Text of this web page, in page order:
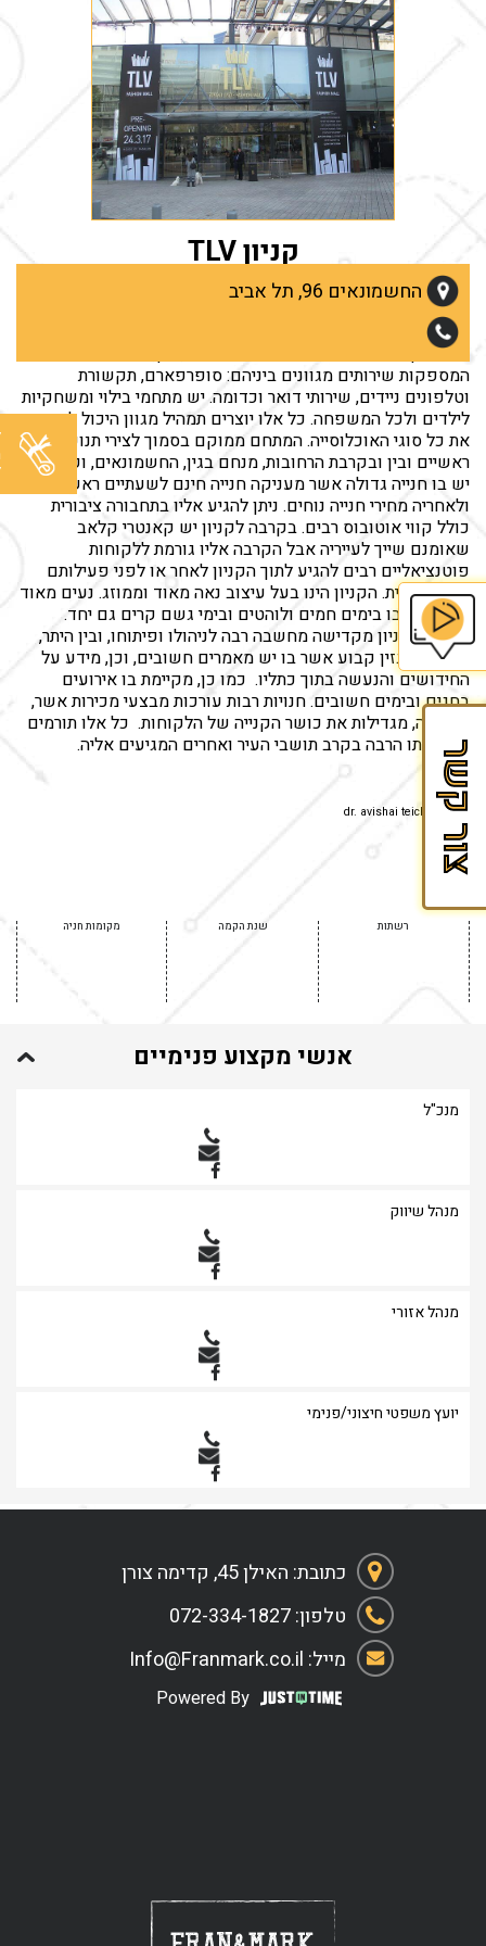
קניון TLV
קניון TLV MALL אשר ממוקם בתל אביב הינו מיוחד בזכות אג'נדה
של אופנה מגוונות. יש בו חנויות של מיטב יצרניות ורשתות הביגוד
ולצידן חנויות נעליים, תכשיטים, אקססוריז ועוד. בנוסף אליהן, יש
בו בתי קפה ומסעדות של רשתות מובילות, וכן, חנויות אחרות
המספקות שירותים מגוונים ביניהם: סופרפארם, תקשורת
וטלפונים ניידים, שירותי דואר וכדומה. יש מתחמי בילוי ומשחקיות
לילדים ולכל המשפחה. כל אלו יוצרים תמהיל מגוון היכול לשרת
את כל סוגי האוכלוסייה. המתחם ממוקם בסמוך לצירי תנועה
ראשיים ובין ובקרבת הרחובות, מנחם בגין, החשמונאים, וקרליבך.
יש בו חנייה גדולה אשר מעניקה חנייה חינם לשעתיים ראשונות
ולאחריה מחירי חנייה נוחים. ניתן להגיע אליו בתחבורה ציבורית
כולל קווי אוטובוס רבים. בקרבה לקניון יש קאנטרי קלאב
שאומנם שייך לעייריה אבל הקרבה אליו גורמת ללקוחות
פוטנציאליים רבים להגיע לתוך הקניון לאחר או לפני פעילותם
הספורטיבית. הקניון הינו בעל עיצוב נאה מאוד וממוזג. נעים מאוד
להסתובב בו בימים חמים ולוהטים ובימי גשם קרים גם יחד.
הנהלת הקניון מקדישה מחשבה רבה לניהולו ופיתוחו, ובין היתר,
מוציאה מגזין קבוע אשר בו יש מאמרים חשובים, וכן, מידע על
החידושים והנעשה בתוך כתליו. כמו כן, מקיימת בו אירועים
בחגים ובימים חשובים. חנויות רבות עורכות מבצעי מכירות אשר,
למעשה, מגדילות את כושר הקנייה של הלקוחות. כל אלו תורמים
להצלחתו הרבה בקרב תושבי העיר ואחרים המגיעים אליה.
צילום: dr. avishai teicher
החשמונאים 96, תל אביב
רשתות שנת הקמה מקומות חניה
אנשי מקצוע פנימיים
מנכ"ל
מנהל שיווק
מנהל אזורי
יועץ משפטי חיצוני/פנימי
כתובת: האילן 45, קדימה צורן
טלפון: 072-334-1827
מייל: Info@Franmark.co.il
Powered By
בית
הספר
לזכיינות
של
Fran&Mark
צור קשר